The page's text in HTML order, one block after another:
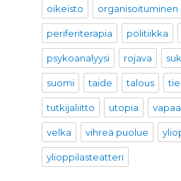
oikeisto organisoituminen
periferiterapia politiikka
psykoanalyysi rojava
suomi taide talous
tutkijaliitto utopia
velka vihreä puolue
ylioppilasteatteri